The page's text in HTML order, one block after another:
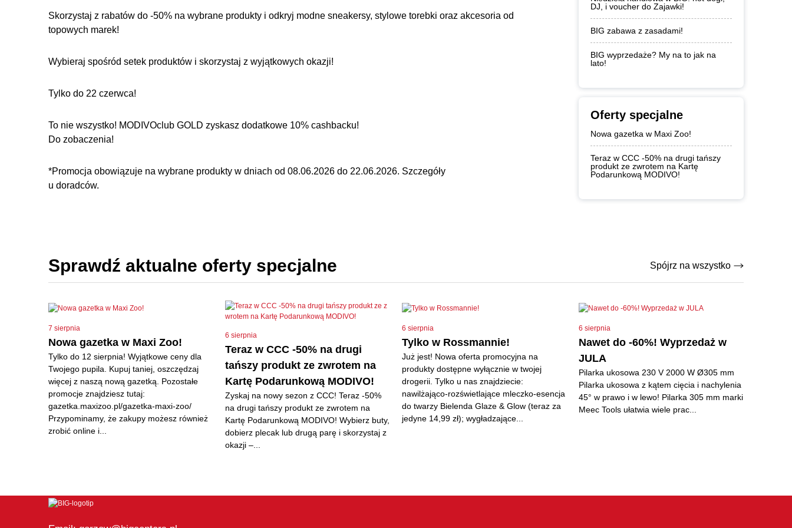
Skorzystaj z rabatów do -50% na wybrane produkty i odkryj modne sneakersy, stylowe torebki oraz akcesoria od
topowych marek!
Wybieraj spośród setek produktów i skorzystaj z wyjątkowych okazji!
Tylko do 22 czerwca!
To nie wszystko! MODIVOclub GOLD zyskasz dodatkowe 10% cashbacku!
Do zobaczenia!
*Promocja obowiązuje na wybrane produkty w dniach od 08.06.2026 do 22.06.2026. Szczegóły
u doradców.
DJ, i voucher do Zajawki!
BIG zabawa z zasadami!
BIG wyprzedaże? My na to jak na
lato!
Oferty specjalne
Nowa gazetka w Maxi Zoo!
Teraz w CCC -50% na drugi tańszy
produkt ze zwrotem na Kartę
Podarunkową MODIVO!
Sprawdź aktualne oferty specjalne Spójrz na wszystko
7 sierpnia
Nowa gazetka w Maxi Zoo!
Tylko do 12 sierpnia! Wyjątkowe ceny dla
Twojego pupila. Kupuj taniej, oszczędzaj
więcej z naszą nową gazetką. Pozostałe
promocje znajdziesz tutaj:
gazetka.maxizoo.pl/gazetka-maxi-zoo/
Przypominamy, że zakupy możesz również
zrobić online i...
6 sierpnia
Teraz w CCC -50% na drugi
tańszy produkt ze zwrotem na
Kartę Podarunkową MODIVO!
Zyskaj na nowy sezon z CCC! Teraz -50%
na drugi tańszy produkt ze zwrotem na
Kartę Podarunkową MODIVO! Wybierz buty,
dobierz plecak lub drugą parę i skorzystaj z
okazji –...
6 sierpnia
Tylko w Rossmannie!
Już jest! Nowa oferta promocyjna na
produkty dostępne wyłącznie w twojej
drogerii. Tylko u nas znajdziecie:
nawilżająco-rozświetlające mleczko-esencja
do twarzy Bielenda Glaze & Glow (teraz za
jedyne 14,99 zł); wygładzające...
6 sierpnia
Nawet do -60%! Wyprzedaż w
JULA
Pilarka ukosowa 230 V 2000 W Ø305 mm
Pilarka ukosowa z kątem cięcia i nachylenia
45° w prawo i w lewo! Pilarka 305 mm marki
Meec Tools ułatwia wiele prac...